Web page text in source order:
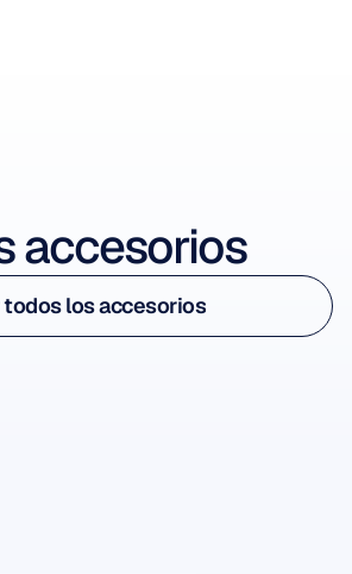
accesorios
Tips
Ver accesorio
todos los accesorios
todos los accesorios